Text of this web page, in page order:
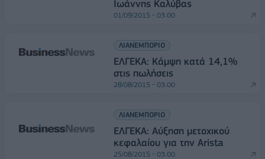
Ιωάννης Καλύβας
01/09/2015 - 03:00
ΛΙΑΝΕΜΠΟΡΙΟ
ΕΛΓΕΚΑ: Κάμψη κατά 14,1%
στις πωλήσεις
28/08/2015 - 03:00
ΛΙΑΝΕΜΠΟΡΙΟ
ΕΛΓΕΚΑ: Αύξηση μετοχικού
κεφαλαίου για την Arista
25/08/2015 - 03:00